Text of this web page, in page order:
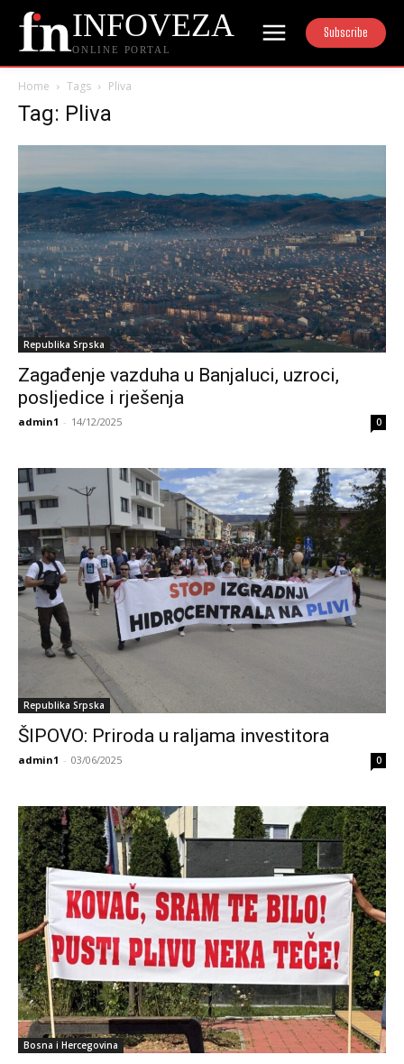
INFOVEZA
ONLINE PORTAL
Subscribe
Home Tags Pliva
Tag: Pliva
Republika Srpska
Zagađenje vazduha u Banjaluci, uzroci,
posljedice i rješenja
admin1 - 14/12/2025 0
Republika Srpska
ŠIPOVO: Priroda u raljama investitora
admin1 - 03/06/2025 0
Bosna i Hercegovina